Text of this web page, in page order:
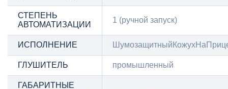
СТЕПЕНЬ
АВТОМАТИЗАЦИИ
1 (ручной запуск)
ИСПОЛНЕНИЕ
ГЛУШИТЕЛЬ промышленный
ГАБАРИТНЫЕ